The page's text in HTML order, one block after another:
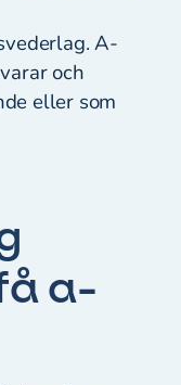
A-
och
eller som
a-